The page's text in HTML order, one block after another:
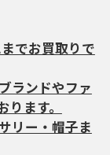
でお買取りで
ランドやファ
ます。
リー・帽子ま